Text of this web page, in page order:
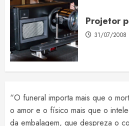
Projetor
31/07/2008
“O funeral importa mais que o
o amor e o físico mais que o
da embalagem, que despreza o